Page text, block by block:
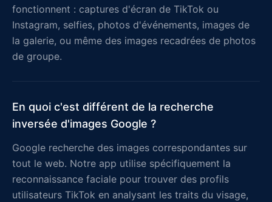
fonctionnent : captures d'écran de TikTok ou
Instagram, selfies, photos d'événements, images de
la galerie, ou même des images recadrées de photos
de groupe.
En quoi c'est différent de la recherche
inversée d'images Google ?
Google recherche des images correspondantes sur
tout le web. Notre app utilise spécifiquement la
reconnaissance faciale pour trouver des profils
utilisateurs TikTok en analysant les traits du visage,